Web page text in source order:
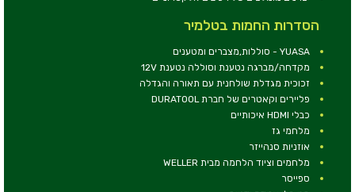
הסדרות החמות בטלמיר
YUASA - סוללות,מצברים ומטענים
מקדחה/מברגה נטענת וסוללה נטענת 12V
זכוכית מגדלת שולחנית עם תאורה והגדלה
פליירים וקאטרים של חברת DURATOOL
כבלי HDMI איכותיים
מלחמי גז
אוזניות סנהייזר
מלחמים וציוד הלחמה מבית WELLER
ספייסר